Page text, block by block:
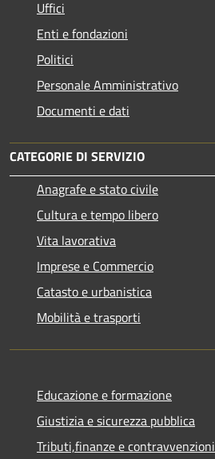
Uffici
Enti e fondazioni
Politici
Personale Amministrativo
Documenti e dati
CATEGORIE DI SERVIZIO
Anagrafe e stato civile
Cultura e tempo libero
Vita lavorativa
Imprese e Commercio
Catasto e urbanistica
Mobilità e trasporti
Educazione e formazione
Giustizia e sicurezza pubblica
Tributi,finanze e contravvenzioni